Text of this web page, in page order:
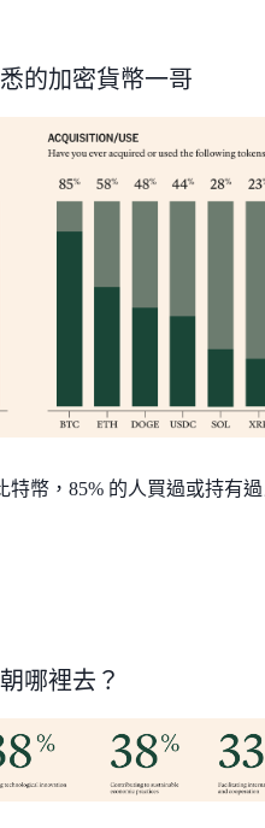
的加密貨幣一哥
特幣，85% 的人買過或持有
哪裡去？